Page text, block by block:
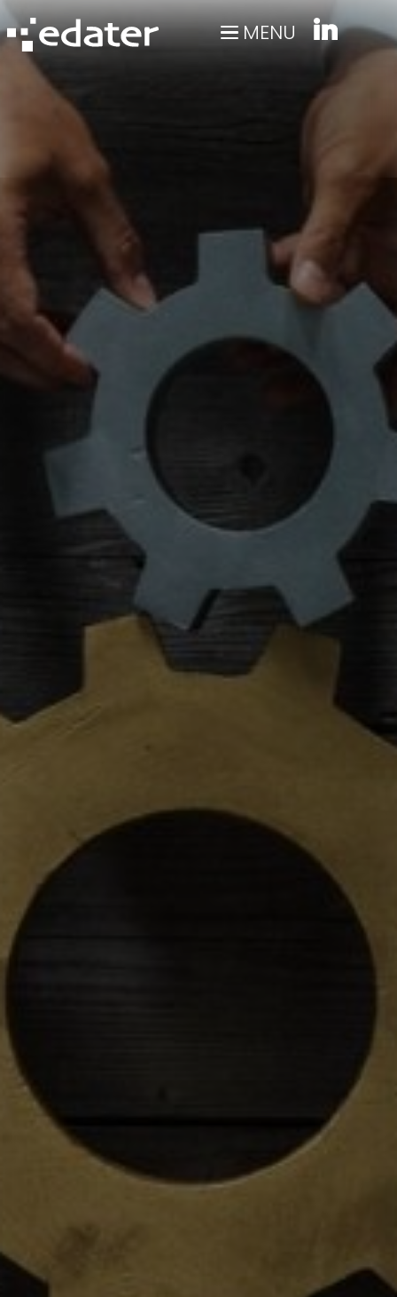
MENU
Panneau de gestion des cookies